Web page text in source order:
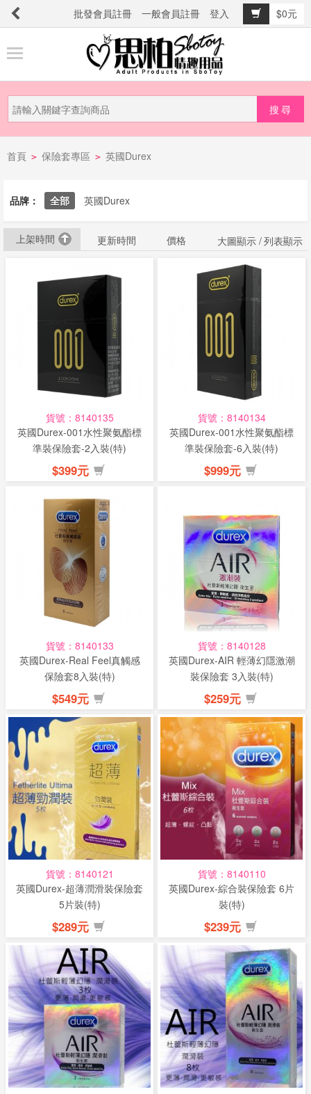
批發會員註冊 一般會員註冊 登入
$0元
品
新
品
提
批
明
首頁 > 保險套專區 > 英國Durex
品牌： 全部 英國Durex
上架時間 更新時間 價格 大圖顯示 /列表顯示
貨號：8140135
英國Durex-001水性聚氨酯標
準裝保險套-2入裝(特)
$399元
貨號：8140134
英國Durex-001水性聚氨酯標
準裝保險套-6入裝(特)
$999元
貨號：8140133
英國Durex-Real Feel真觸感
保險套8入裝(特)
$549元
貨號：8140128
英國Durex-AIR 輕薄幻隱激潮
裝保險套 3入裝(特)
$259元
貨號：8140121
英國Durex-超薄潤滑裝保險套
5片裝(特)
$289元
貨號：8140110
英國Durex-綜合裝保險套 6片
裝(特)
$239元